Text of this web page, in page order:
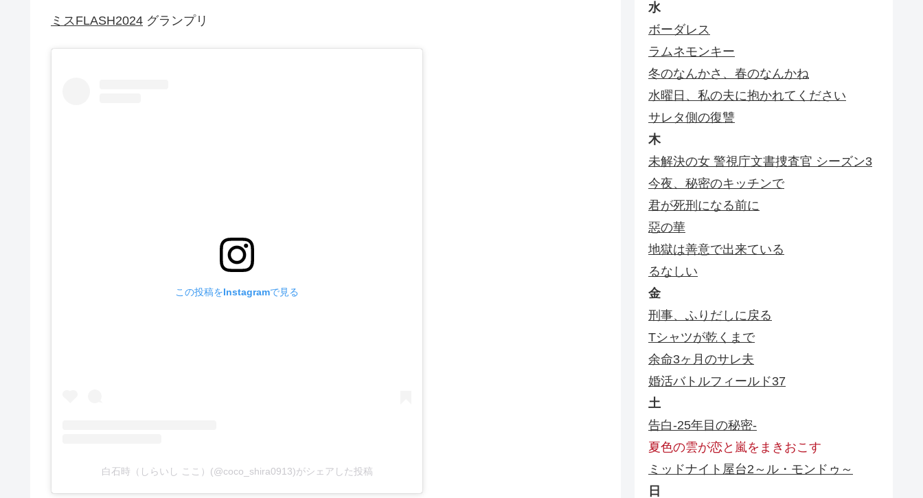
ミスFLASH2024 グランプリ
この投稿をInstagramで見る
白石時（しらいし ここ）(@coco_shira0913)がシェアした投稿
水
ボーダレス
ラムネモンキー
冬のなんかさ、春のなんかね
水曜日、私の夫に抱かれてください
サレタ側の復讐
木
未解決の女 警視庁文書捜査官 シーズン3
今夜、秘密のキッチンで
君が死刑になる前に
惡の華
地獄は善意で出来ている
るなしい
金
刑事、ふりだしに戻る
Tシャツが乾くまで
余命3ヶ月のサレ夫
婚活バトルフィールド37
土
告白-25年目の秘密-
夏色の雲が恋と嵐をまきおこす
ミッドナイト屋台2～ル・モンドゥ～
日